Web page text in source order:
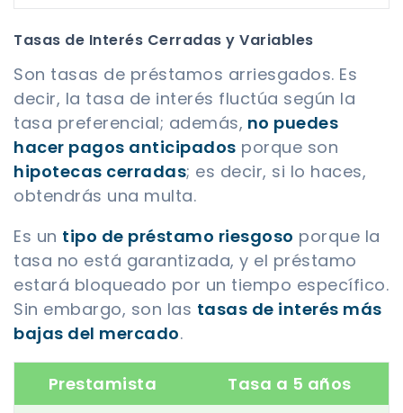
Tasas de Interés Cerradas y Variables
Son tasas de préstamos arriesgados. Es
decir, la tasa de interés fluctúa según la
tasa preferencial; además, no puedes
hacer pagos anticipados porque son
hipotecas cerradas; es decir, si lo haces,
obtendrás una multa.
Es un tipo de préstamo riesgoso porque la
tasa no está garantizada, y el préstamo
estará bloqueado por un tiempo específico.
Sin embargo, son las tasas de interés más
bajas del mercado.
Prestamista Tasa a 5 años